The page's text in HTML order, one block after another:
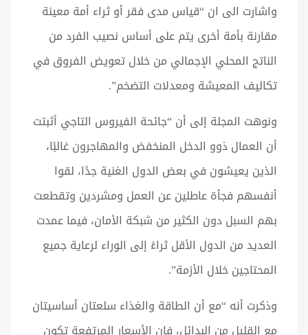
واشارت الى ان “قياس مدى فقر أو ثراء أمة معينة
مقارنة بأمة أخرى يتم على أساس نصيب الفرد من
الناتج المحلي الإجمالي من خلال تعويض الفروق في
تكاليف المعيشة ومعدلات التضخم”.
ونوهت المجلة إلى أن “جائحة الفيروس التاجي أثبتت
أن العمال ذوو الدخل المنخفض والمهاجرون غالبًا،
الذين يعيشون في بعض الدول الغنية جدًا، لقوا
أنفسهم فجأة عاطلين عن العمل ومشردين وتقطعت
بهم السبل دون الكثير من شبكة الأمان، فيما عمدت
العديد من الدول الأقل ثراءً إلى الوراء لرعاية جميع
المحتاجين خلال الأزمة”.
وذكرت أنه “مع أن الطاقة والغذاء سلعتان أساسيتان
مع القليل من البدائل، فإن الأسعار المرتفعة تكون